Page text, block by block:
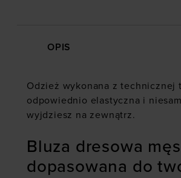
OPIS
Odzież wykonana z technicznej
odpowiednio elastyczna i
wyjdziesz na zewnątrz.
Bluza dresowa
dopasowana do